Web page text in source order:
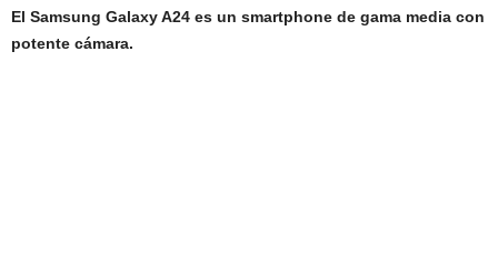
El Samsung Galaxy A24 es un smartphone de gama media con
potente cámara.